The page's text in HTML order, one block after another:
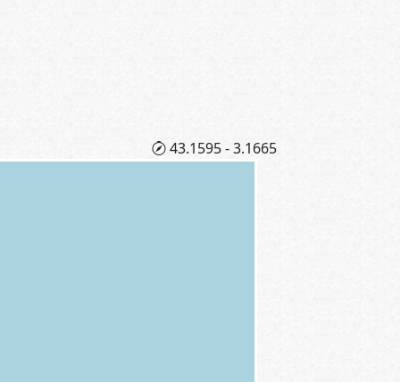
43.1595 - 3.1665